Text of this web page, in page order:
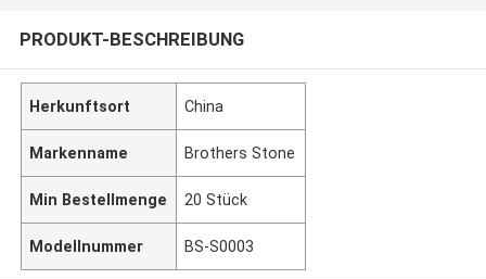
PRODUKT-BESCHREIBUNG
Herkunftsort China
Markenname Brothers Stone
Min Bestellmenge 20 Stück
Modellnummer BS-S0003